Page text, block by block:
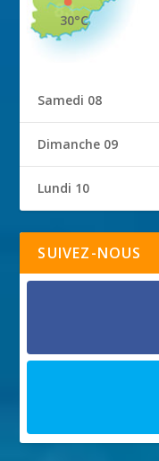
30°C
Samedi 08
Dimanche 09
Lundi 10
SUIVEZ-NOUS